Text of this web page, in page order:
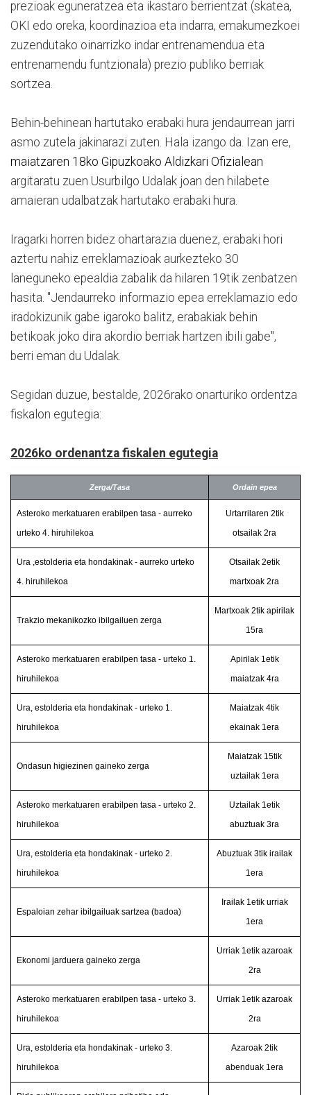
prezioak eguneratzea eta ikastaro berrientzat (skatea,
OKI edo oreka, koordinazioa eta indarra, emakumezkoei
zuzendutako oinarrizko indar entrenamendua eta
entrenamendu funtzionala) prezio publiko berriak
sortzea.
Behin-behinean hartutako erabaki hura jendaurrean jarri
asmo zutela jakinarazi zuten. Hala izango da. Izan ere,
maiatzaren 18ko Gipuzkoako Aldizkari Ofizialean
argitaratu zuen Usurbilgo Udalak joan den hilabete
amaieran udalbatzak hartutako erabaki hura.
Iragarki horren bidez ohartarazia duenez, erabaki hori
aztertu nahiz erreklamazioak aurkezteko 30
laneguneko epealdia zabalik da hilaren 19tik zenbatzen
hasita. "Jendaurreko informazio epea erreklamazio edo
iradokizunik gabe igaroko balitz, erabakiak behin
betikoak joko dira akordio berriak hartzen ibili gabe",
berri eman du Udalak.
Segidan duzue, bestalde, 2026rako onarturiko ordentza
fiskalon egutegia:
2026ko ordenantza fiskalen egutegia
Zerga/Tasa Ordain epea
Asteroko merkatuaren erabilpen tasa - aurreko
urteko 4. hiruhilekoa
Urtarrilaren 2tik
otsailak 2ra
Ura ,estolderia eta hondakinak - aurreko urteko
4. hiruhilekoa
Otsailak 2etik
martxoak 2ra
Trakzio mekanikozko ibilgailuen zerga
Martxoak 2tik apirilak
15ra
Asteroko merkatuaren erabilpen tasa - urteko 1.
hiruhilekoa
Apirilak 1etik
maiatzak 4ra
Ura, estolderia eta hondakinak - urteko 1.
hiruhilekoa
Maiatzak 4tik
ekainak 1era
Ondasun higiezinen gaineko zerga
Maiatzak 15tik
uztailak 1era
Asteroko merkatuaren erabilpen tasa - urteko 2.
hiruhilekoa
Uztailak 1etik
abuztuak 3ra
Ura, estolderia eta hondakinak - urteko 2.
hiruhilekoa
Abuztuak 3tik irailak
1era
Espaloian zehar ibilgailuak sartzea (badoa)
Irailak 1etik urriak
1era
Ekonomi jarduera gaineko zerga
Urriak 1etik azaroak
2ra
Asteroko merkatuaren erabilpen tasa - urteko 3.
hiruhilekoa
Urriak 1etik azaroak
2ra
Ura, estolderia eta hondakinak - urteko 3.
hiruhilekoa
Azaroak 2tik
abenduak 1era